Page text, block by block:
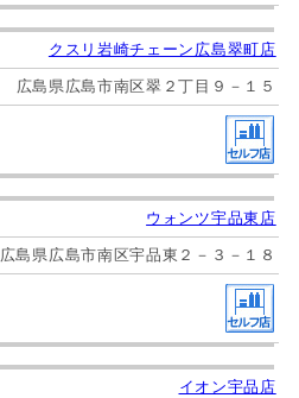
クスリ岩崎チェーン広島翠町店
広島県広島市南区翠２丁目９－１５
ウォンツ宇品東店
広島県広島市南区宇品東２－３－１８
イオン宇品店